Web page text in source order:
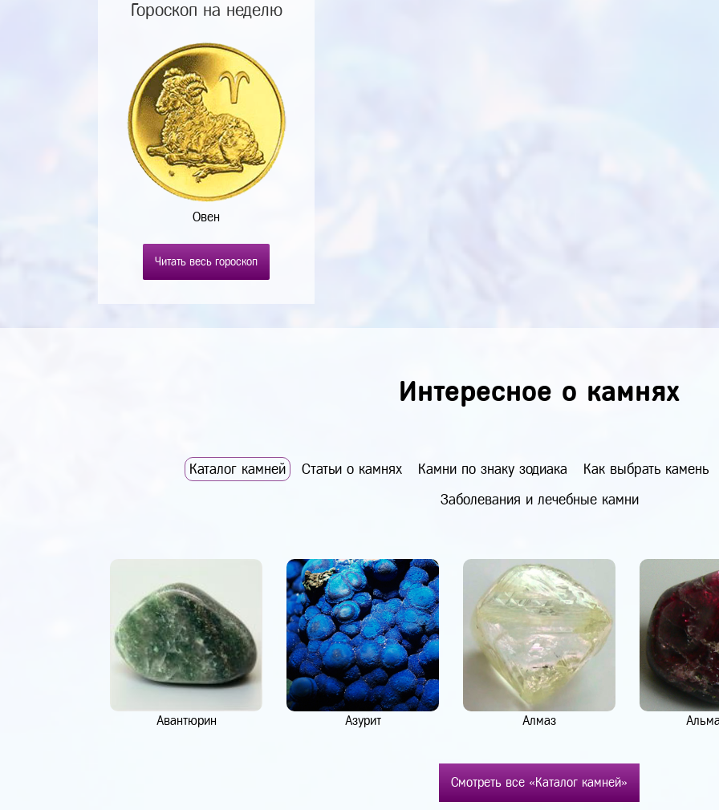
Гороскоп на неделю
Овен
Читать весь гороскоп
Интересное о камнях
Каталог камней Статьи о камнях Камни по знаку зодиака Как выбрать камень
Заболевания и лечебные камни
Авантюрин Азурит Алмаз
Смотреть все «Каталог камней»